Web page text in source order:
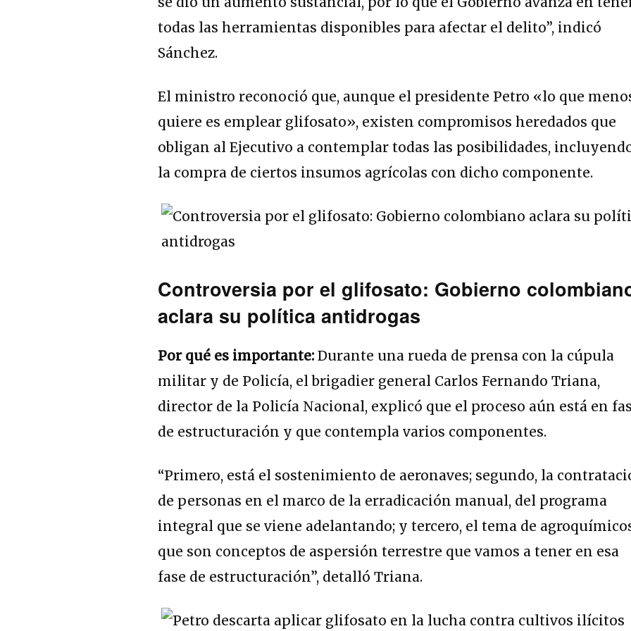
todas las herramientas disponibles para afectar el delito”, indicó
Sánchez.
El ministro reconoció que, aunque el presidente Petro «lo que
quiere es emplear glifosato», existen compromisos heredados que
obligan al Ejecutivo a contemplar todas las posibilidades,
la compra de ciertos insumos agrícolas con dicho componente.
Controversia por el glifosato: Gobierno
aclara su política antidrogas
Por qué es importante:Durante una rueda de prensa con la cúpula
militar y de Policía, el brigadier general Carlos Fernando Triana,
director de la Policía Nacional, explicó que el proceso aún está en
de estructuración y que contempla varios componentes.
“Primero, está el sostenimiento de aeronaves; segundo, la
de personas en el marco de la erradicación manual, del programa
integral que se viene adelantando; y tercero, el tema de
que son conceptos de aspersión terrestre que vamos a tener en esa
fase de estructuración”, detalló Triana.